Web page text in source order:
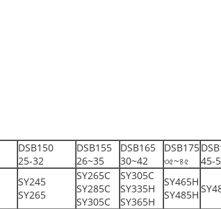
DSB150
25-32
DSB155
26~35
DSB165
30~42
DSB175
৩৫~৪৫
45-
SY245
SY265
SY265C
SY285C
SY305C
SY305C
SY335H
SY365H
SY465H
SY485H